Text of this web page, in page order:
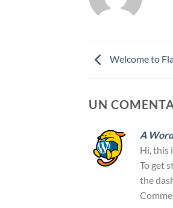
Welcome to
UN
A
Hi, this
To get
the